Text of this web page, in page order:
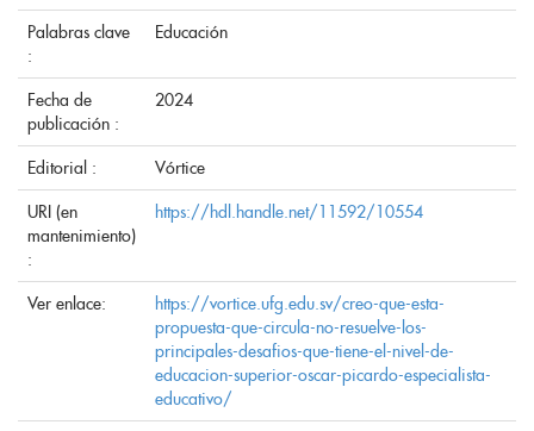
Palabras clave
:
Educación
Fecha de
publicación :
2024
Editorial : Vórtice
URI (en
mantenimiento)
:
https://hdl.handle.net/11592/10554
Ver enlace:
https://vortice.ufg.edu.sv/creo-que-esta-
propuesta-que-circula-no-resuelve-los-
principales-desafios-que-tiene-el-nivel-de-
educacion-superior-oscar-picardo-especialista-
educativo/